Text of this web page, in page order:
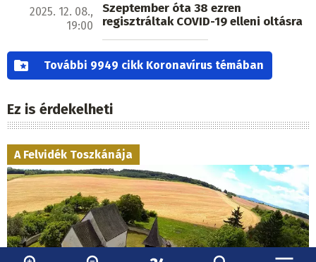
2025. 12. 08.,
19:00
Szeptember óta 38 ezren
regisztráltak COVID-19 elleni oltásra
További 9949 cikk Koronavírus témában
Ez is érdekelheti
A Felvidék Toszkánája